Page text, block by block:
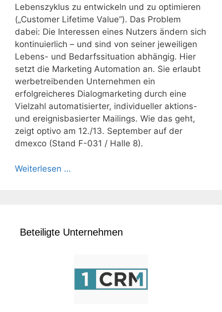
Lebenszyklus zu entwickeln und zu optimieren
(„Customer Lifetime Value“). Das Problem
dabei: Die Interessen eines Nutzers ändern sich
kontinuierlich – und sind von seiner jeweiligen
Lebens- und Bedarfssituation abhängig. Hier
setzt die Marketing Automation an. Sie erlaubt
werbetreibenden Unternehmen ein
erfolgreicheres Dialogmarketing durch eine
Vielzahl automatisierter, individueller aktions-
und ereignisbasierter Mailings. Wie das geht,
zeigt optivo am 12./13. September auf der
dmexco (Stand F-031 / Halle 8).
Weiterlesen …
Beteiligte Unternehmen